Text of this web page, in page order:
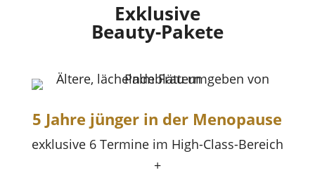
Exklusive
Beauty-Pakete
5 Jahre jünger in der Menopause
exklusive 6 Termine im High-Class-Bereich
+